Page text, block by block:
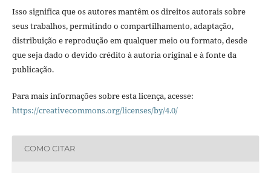
Isso significa que os autores mantêm os direitos autorais sobre
seus trabalhos, permitindo o compartilhamento, adaptação,
distribuição e reprodução em qualquer meio ou formato, desde
que seja dado o devido crédito à autoria original e à fonte da
publicação.
Para mais informações sobre esta licença, acesse:
https://creativecommons.org/licenses/by/4.0/
COMO CITAR